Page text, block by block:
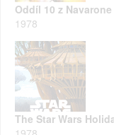
Oddíl 10 z Navarone
1978
The Star Wars